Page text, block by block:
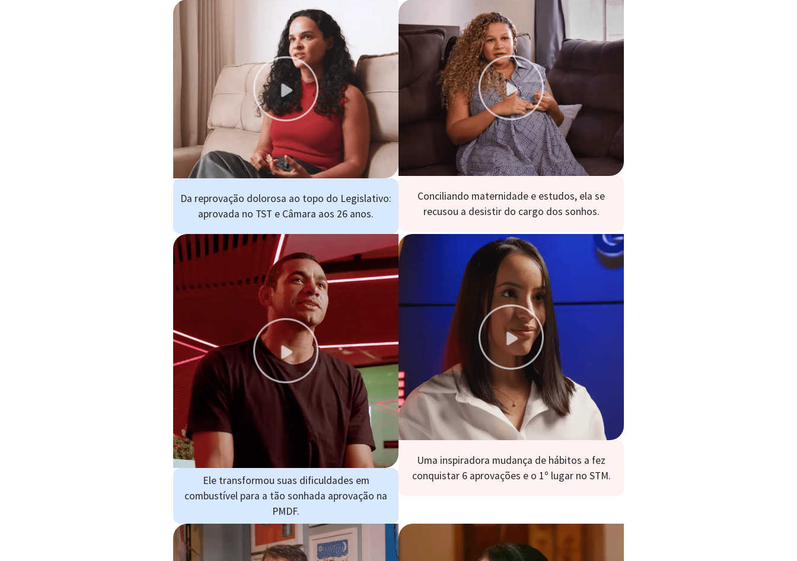
Da reprovação dolorosa ao topo do Legislativo:
aprovada no TST e Câmara aos 26 anos.
Conciliando maternidade e estudos, ela se
recusou a desistir do cargo dos sonhos.
Ele transformou suas dificuldades em
combustível para a tão sonhada aprovação na
PMDF.
Uma inspiradora mudança de hábitos a fez
conquistar 6 aprovações e o 1º lugar no STM.